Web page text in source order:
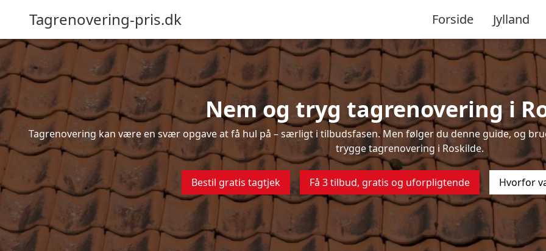
Tagrenovering-pris.dk Forside Jylland
Nem og tryg tagrenovering i
Tagrenovering kan være en svær opgave at få hul på – særligt i tilbudsfasen. Men følger du denne guide, og
trygge tagrenovering i Roskilde.
Bestil gratis tagtjek Få 3 tilbud, gratis og uforpligtende Hvorfor